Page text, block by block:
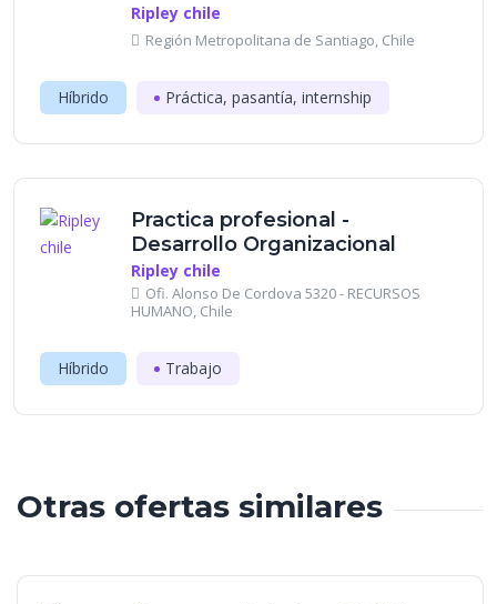
Ripley chile
Región Metropolitana de Santiago, Chile
Híbrido Práctica, pasantía, internship
Practica profesional -
Desarrollo Organizacional
Ripley chile
Ofi. Alonso De Cordova 5320 - RECURSOS
HUMANO, Chile
Híbrido Trabajo
Otras ofertas similares